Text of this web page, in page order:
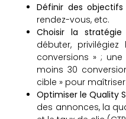
Définir des objectifs
rendez-vous, etc.
Choisir la stratégie
débuter,
conversions » ;
moins 30
cible » pour
Optimiser le Quality
des annonces, la